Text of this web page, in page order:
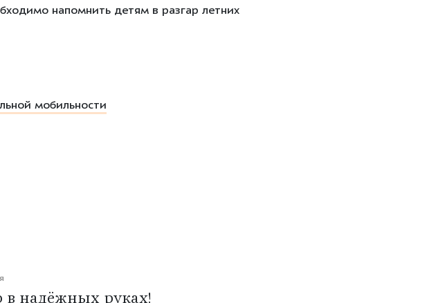
напомнить детям в разгар летних
мобильности
надёжных руках!